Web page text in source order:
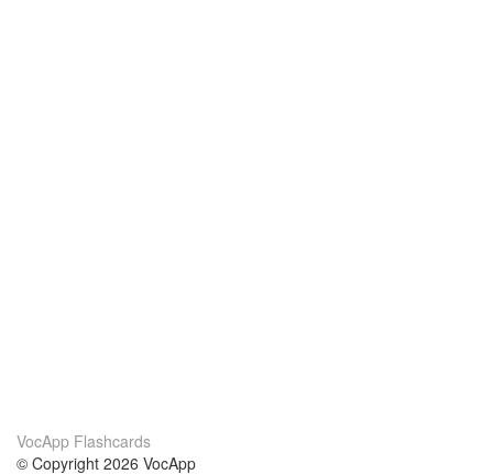
VocApp Flashcards
© Copyright 2026 VocApp